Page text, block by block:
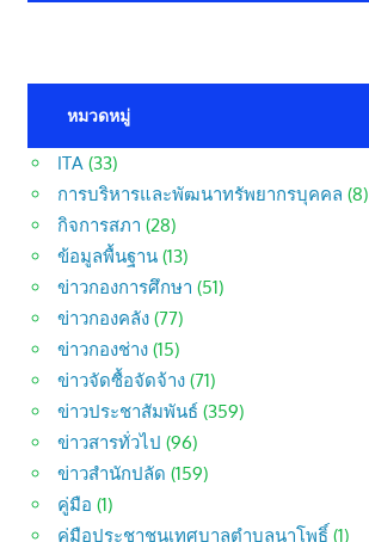
หมวดหมู่
ITA (33)
การบริหารและพัฒนาทรัพยากรบุคคล (8)
กิจการสภา (28)
ข้อมูลพื้นฐาน (13)
ข่าวกองการศึกษา (51)
ข่าวกองคลัง (77)
ข่าวกองช่าง (15)
ข่าวจัดซื้อจัดจ้าง (71)
ข่าวประชาสัมพันธ์ (359)
ข่าวสารทั่วไป (96)
ข่าวสำนักปลัด (159)
คู่มือ (1)
คู่มือประชาชนเทศบาลตำบลนาโพธิ์ (1)